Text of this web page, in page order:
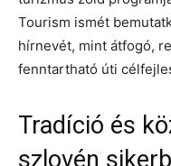
Tourism ismét
hírnevét, mint átfogó,
fenntartható úti
Tradíció és
szlovén